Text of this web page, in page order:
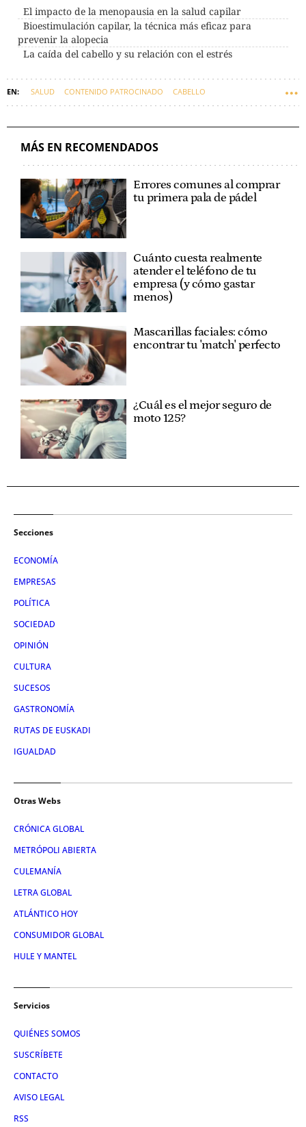
El impacto de la menopausia en la salud capilar
Bioestimulación capilar, la técnica más eficaz para
prevenir la alopecia
La caída del cabello y su relación con el estrés
SALUD CONTENIDO PATROCINADO CABELLO
MÁS EN RECOMENDADOS
Errores comunes al comprar
tu primera pala de pádel
Cuánto cuesta realmente
atender el teléfono de tu
empresa (y cómo gastar
menos)
Mascarillas faciales: cómo
encontrar tu 'match' perfecto
¿Cuál es el mejor seguro de
moto 125?
Secciones
ECONOMÍA
EMPRESAS
POLÍTICA
SOCIEDAD
OPINIÓN
CULTURA
SUCESOS
GASTRONOMÍA
RUTAS DE EUSKADI
IGUALDAD
Otras Webs
CRÓNICA GLOBAL
METRÓPOLI ABIERTA
CULEMANÍA
LETRA GLOBAL
ATLÁNTICO HOY
CONSUMIDOR GLOBAL
HULE Y MANTEL
Servicios
QUIÉNES SOMOS
SUSCRÍBETE
CONTACTO
AVISO LEGAL
RSS